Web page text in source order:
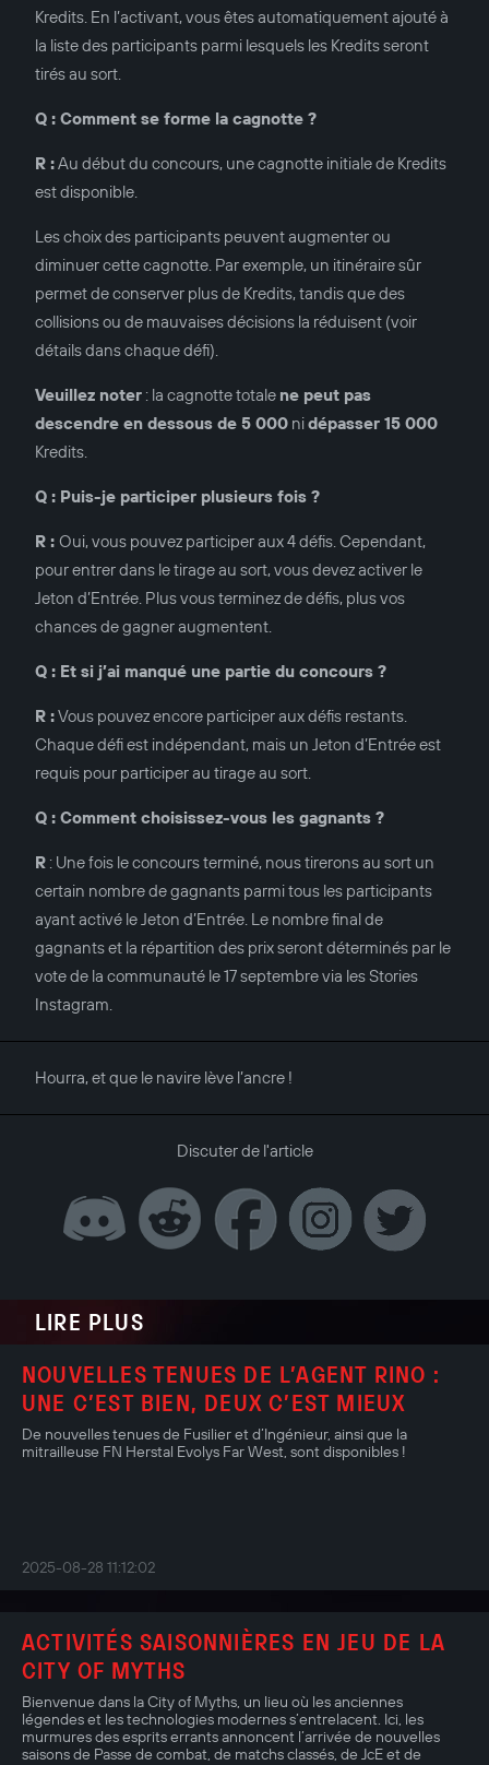
Kredits. En l’activant, vous êtes automatiquement ajouté à
la liste des participants parmi lesquels les Kredits seront
tirés au sort.
Q : Comment se forme la cagnotte ?
R :Au début du concours, une cagnotte initiale de Kredits
est disponible.
Les choix des participants peuvent augmenter ou
diminuer cette cagnotte. Par exemple, un itinéraire sûr
permet de conserver plus de Kredits, tandis que des
collisions ou de mauvaises décisions la réduisent (voir
détails dans chaque défi).
Veuillez noter : la cagnotte totale ne peut pas
descendre en dessous de 5 000 nidépasser 15 000
Kredits.
Q : Puis-je participer plusieurs fois ?
R : Oui, vous pouvez participer aux 4 défis. Cependant,
pour entrer dans le tirage au sort, vous devez activer le
Jeton d’Entrée. Plus vous terminez de défis, plus vos
chances de gagner augmentent.
Q : Et si j’ai manqué une partie du concours ?
R :Vous pouvez encore participer aux défis restants.
Chaque défi est indépendant, mais un Jeton d’Entrée est
requis pour participer au tirage au sort.
Q : Comment choisissez-vous les gagnants ?
R : Une fois le concours terminé, nous tirerons au sort un
certain nombre de gagnants parmi tous les participants
ayant activé le Jeton d’Entrée. Le nombre final de
gagnants et la répartition des prix seront déterminés par le
vote de la communauté le 17 septembre via les Stories
Instagram.
Hourra, et que le navire lève l’ancre !
Discuter de l'article
LIRE PLUS
NOUVELLES TENUES DE L’AGENT RINO :
UNE C’EST BIEN, DEUX C’EST MIEUX
De nouvelles tenues de Fusilier et d’Ingénieur, ainsi que la
mitrailleuse FN Herstal Evolys Far West, sont disponibles !
2025-08-28 11:12:02
ACTIVITÉS SAISONNIÈRES EN JEU DE LA
CITY OF MYTHS
Bienvenue dans la City of Myths, un lieu où les anciennes
légendes et les technologies modernes s’entrelacent. Ici, les
murmures des esprits errants annoncent l’arrivée de nouvelles
saisons de Passe de combat, de matchs classés, de JcE et de